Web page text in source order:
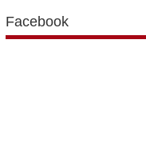
Facebook